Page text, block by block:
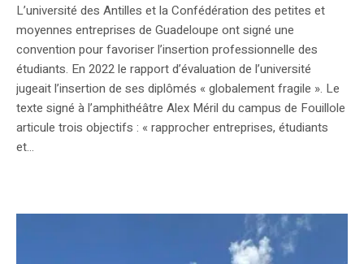
L’université des Antilles et la Confédération des petites et
moyennes entreprises de Guadeloupe ont signé une
convention pour favoriser l’insertion professionnelle des
étudiants. En 2022 le rapport d’évaluation de l’université
jugeait l’insertion de ses diplômés « globalement fragile ». Le
texte signé à l’amphithéâtre Alex Méril du campus de Fouillole
articule trois objectifs : « rapprocher entreprises, étudiants
et...